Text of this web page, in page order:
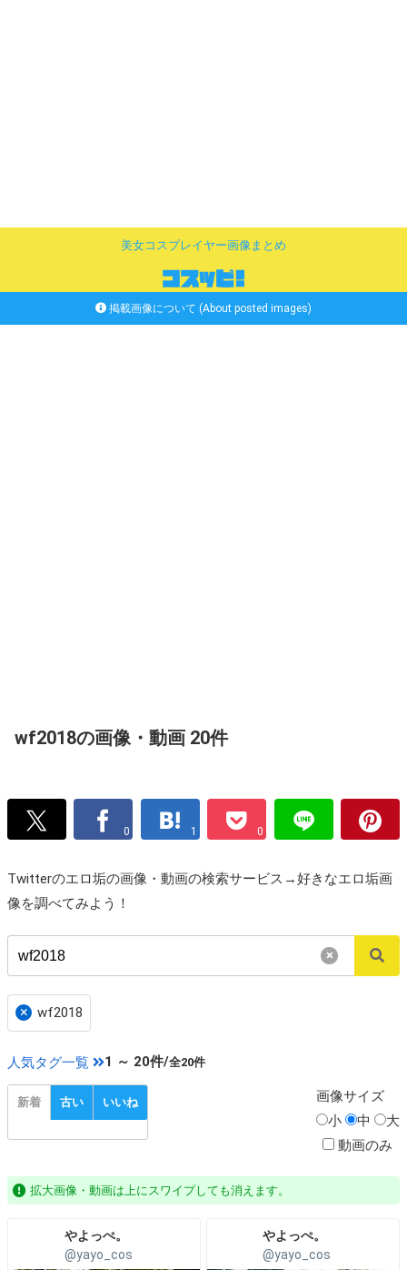
美女コスプレイヤー画像まとめ
掲載画像について (About posted images)
wf2018の画像・動画 20件
0 1 0
Twitterのエロ垢の画像・動画の検索サービス→好きなエロ垢画
像を調べてみよう！
×
× wf2018
人気タグ一覧 1 ～ 20件/全20件
新着 古い いいね 画像サイズ
小
中
大
動画のみ
拡大画像・動画は上にスワイプしても消えます。
やよっぺ。
@yayo_cos
やよっぺ。
@yayo_cos